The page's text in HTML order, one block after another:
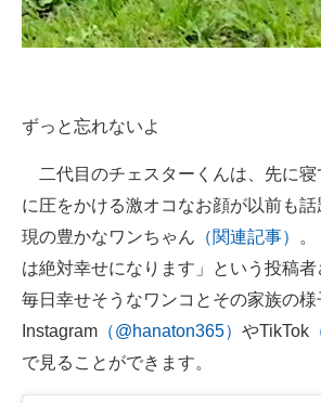
ずっと忘れないよ
二代目のチェスターくんは、先に寝
に圧をかける激オコなお顔が以前も
現の豊かなワンちゃん （関連記事）
は絶対幸せになります」という投稿者
毎日幸せそうなワンコとその家族の様
Instagram （@hanaton365） やTikTok
で見ることができます。